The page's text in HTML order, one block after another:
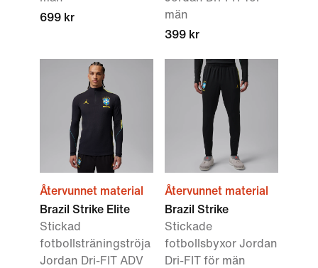
699 kr
män
399 kr
Återvunnet material
Brazil Strike Elite
Stickad
fotbollsträningströja
Jordan Dri-FIT ADV
Återvunnet material
Brazil Strike
Stickade
fotbollsbyxor Jordan
Dri-FIT för män